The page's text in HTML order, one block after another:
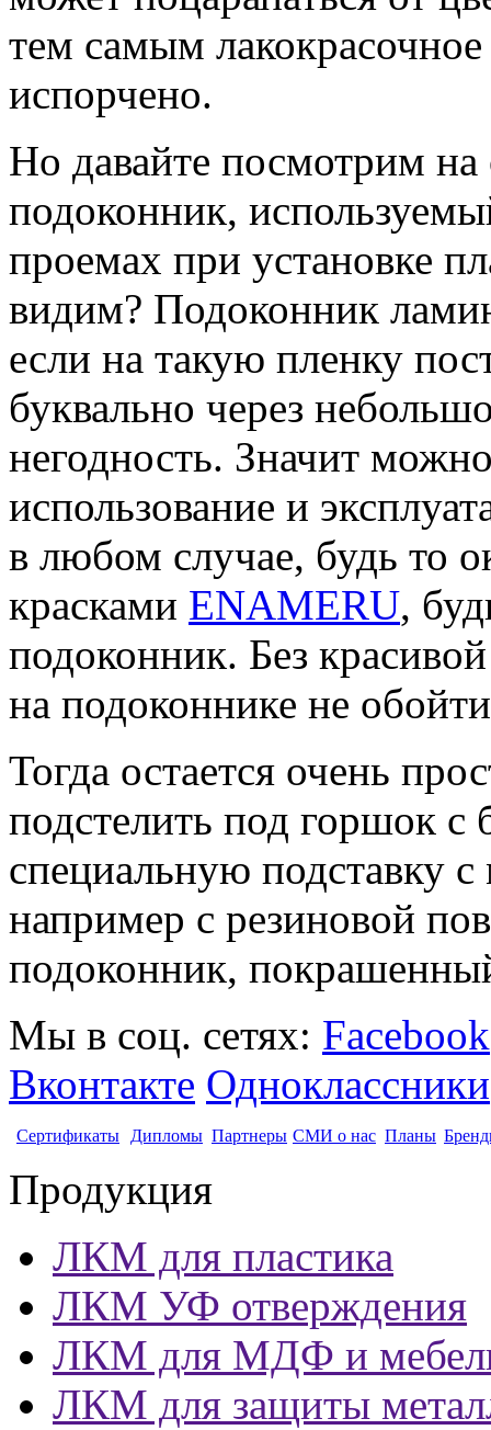
тем самым
испорчено.
Но давайте посмотрим
подоконник,
проемах при установке
видим? Подоконник
если на такую пленку
буквально через
негодность. Значит
использование и
в любом случае, будь то
красками ENAMERU,
подоконник. Без
на подоконнике не
Тогда остается очень
подстелить под горшок
специальную подставку
например с резиновой
подоконник,
Мы в соц. сетях: Facebook
Вконтакте Одноклассники
Сертификаты Дипломы Партнеры СМИ о нас Планы
Продукция
ЛКМ для пластика
ЛКМ УФ отверждения
ЛКМ для МДФ и
ЛКМ для защиты